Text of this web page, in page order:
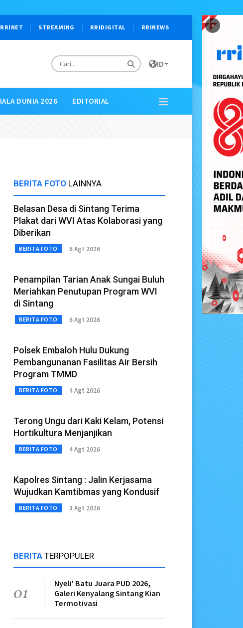
×
RRINET STREAMING RRIDIGITAL RRINEWS
ID
DUNIA 2026 EDITORIAL
BERITA FOTO LAINNYA
Belasan Desa di Sintang Terima
Plakat dari WVI Atas Kolaborasi yang
Diberikan
BERITA FOTO 6 Agt 2026
Penampilan Tarian Anak Sungai Buluh
Meriahkan Penutupan Program WVI
di Sintang
BERITA FOTO 6 Agt 2026
Polsek Embaloh Hulu Dukung
Pembangunanan Fasilitas Air Bersih
Program TMMD
BERITA FOTO 4 Agt 2026
Terong Ungu dari Kaki Kelam, Potensi
Hortikultura Menjanjikan
BERITA FOTO 4 Agt 2026
Kapolres Sintang : Jalin Kerjasama
Wujudkan Kamtibmas yang Kondusif
BERITA FOTO 3 Agt 2026
BERITA TERPOPULER
01
Nyeli' Batu Juara PUD 2026,
Galeri Kenyalang Sintang Kian
Termotivasi